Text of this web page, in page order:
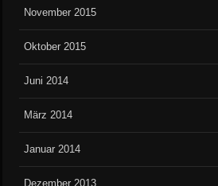
November 2015
Oktober 2015
Juni 2014
März 2014
Januar 2014
Dezember 2013